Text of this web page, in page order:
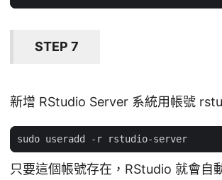
STEP 7
新增 RStudio Server 系統用帳號
只要這個帳號存在，RStudio 就會自